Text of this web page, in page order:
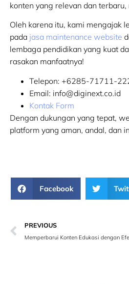
konten yang relevan dan
Oleh karena itu, kami mengajak
pada jasa maintenance website
lembaga pendidikan yang kuat
rasakan manfaatnya!
Telepon: +6285-71711-
Email: info@diginext.co.id
Kontak Form
Dengan dukungan yang tepat,
platform yang aman, andal, dan
Facebook
PREVIOUS